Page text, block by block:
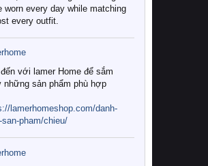
worn every day while matching
every outfit.
đến với lamer Home để sắm
những sản phẩm phù hợp
lamerhomeshop.com/danh-
san-pham/chieu/